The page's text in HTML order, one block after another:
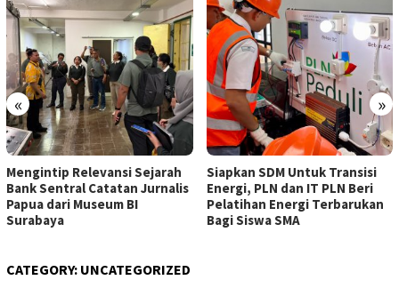
« »
Mengintip Relevansi Sejarah
Bank Sentral Catatan Jurnalis
Papua dari Museum BI
Surabaya
Siapkan SDM Untuk Transisi
Energi, PLN dan IT PLN Beri
Pelatihan Energi Terbarukan
Bagi Siswa SMA
CATEGORY: UNCATEGORIZED